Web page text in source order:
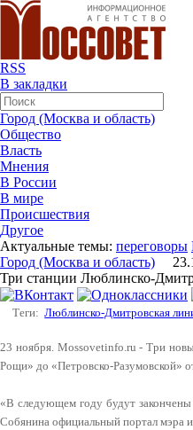
RSS
В закладки
Город (Москва и область)
Общество
Власть
Мнения
В России
В мире
Происшествия
Другое
Актуальные темы: переговоры
Город (Москва и область)
Три станции Люблинско-
Теги: Люблинско-Дмитровская
23 ноября. Mossovetinfo.ru - Три
Рощи» до «Петровско-Разумовской»
«В следующем году будут
Собянина официальный портал мэра